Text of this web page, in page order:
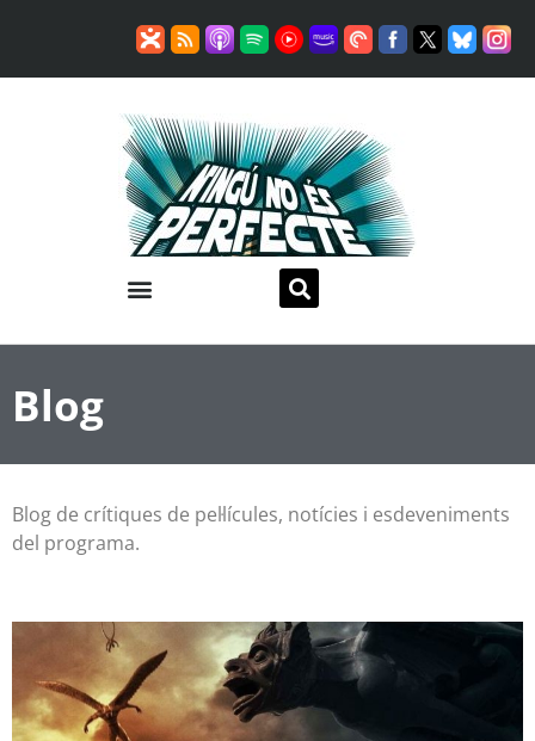
Blog
Blog de crítiques de pel·lícules, notícies i esdeveniments
del programa.